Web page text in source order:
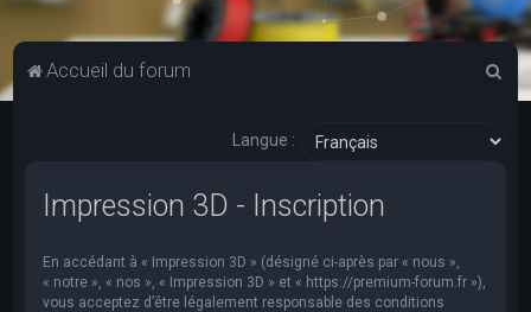
Accueil du forum
Langue :
Impression 3D - Inscription
En accédant à « Impression 3D » (désigné ci-après par « nous »,
« notre », « nos », « Impression 3D » et « https://premium-forum.fr »),
vous acceptez d’être légalement responsable des conditions